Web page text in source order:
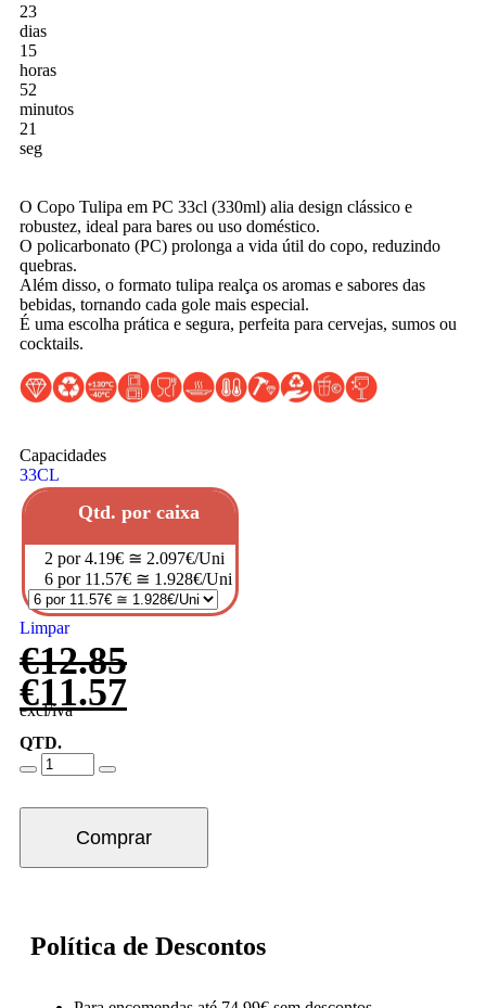
23
dias
15
horas
52
minutos
19
seg
O Copo Tulipa em PC 33cl (330ml) alia design clássico e
robustez, ideal para bares ou uso doméstico.
O policarbonato (PC) prolonga a vida útil do copo, reduzindo
quebras.
Além disso, o formato tulipa realça os aromas e sabores das
bebidas, tornando cada gole mais especial.
É uma escolha prática e segura, perfeita para cervejas, sumos ou
cocktails.
Capacidades
33CL
Qtd. por caixa
2 por 4.19€ ≅ 2.097€/Uni
6 por 11.57€ ≅ 1.928€/Uni
Limpar
€12.85
€11.57
excl/iva
QTD.
Comprar
Política de Descontos